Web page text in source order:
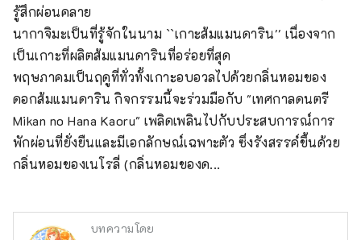
รู้สึกผ่อนคลาย
นากาจิมะเป็นที่รู้จักในนาม ``เกาะส้มแมนดาริน'' เนื่องจาก
เป็นเกาะที่ผลิตส้มแมนดารินที่อร่อยที่สุด
พฤษภาคมเป็นฤดูที่ทั่วทั้งเกาะอบอวลไปด้วยกลิ่นหอมของ
ดอกส้มแมนดาริน กิจกรรมนี้จะร่วมมือกับ "เทศกาลดนตรี
Mikan no Hana Kaoru" เพลิดเพลินไปกับประสบการณ์การ
พักผ่อนที่ยั่งยืนและมีเอกลักษณ์เฉพาะตัว ซึ่งรังสรรค์ขึ้นด้วย
กลิ่นหอมของเนโรลี่ (กลิ่นหอมของด...
บทความโดย